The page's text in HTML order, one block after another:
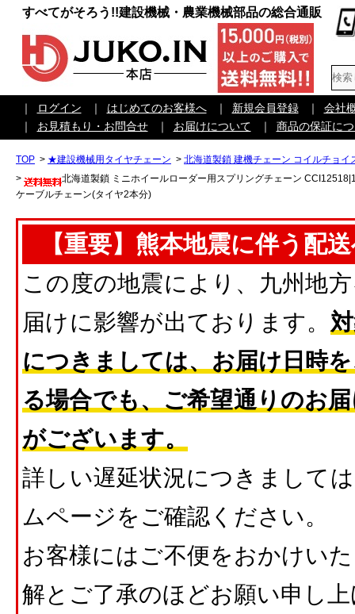
すべてがそろう!!建設機械・農業機械部品の総合通販
｜ ログイン ｜ はじめてのお客様へ ｜ 新規会員登録 ｜
会社
｜
お見積もり・お問合せ ｜ お届けについて ｜ 商品の保証に
TOP > ★建設機械用タイヤチェーン > 北海道製鎖 建機チェーン コイルチョイ
>
北海道製鎖 ミニホイールローダー用スプリングチェーン
ケーブルチェーン(タイヤ2本分)
【重要】熊本地震に伴う配
この度の地震により、九州地
届けに影響が出ております。
につきましては、お届け日時
る場合でも、ご希望通りのお
がございます。
詳しい遅延状況につきまして
ムページをご確認ください。
お客様にはご不便をおかけい
解とご了承のほどお願い申し